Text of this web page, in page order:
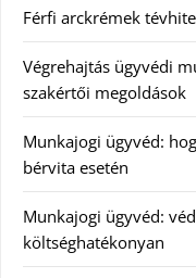
Férfi arckrémek
Végrehajtás ügyvédi
szakértői megoldások
Munkajogi ügyvéd:
bérvita esetén
Munkajogi ügyvéd:
költséghatékonyan